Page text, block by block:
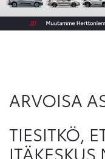
ARVOISA
TIESITKÖ,
ITÄKESKUS